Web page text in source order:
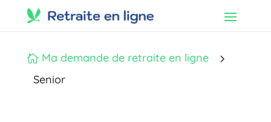
 Ma demande de retraite en ligne
5
Senior